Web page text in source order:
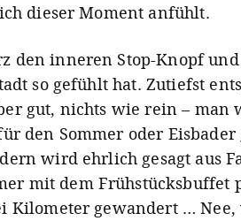
dieser Moment anfühlt.
den inneren Stop-Knopf
so gefühlt hat. Zutiefst
gut, nichts wie rein – man
den Sommer oder
wird ehrlich gesagt aus
mit dem Frühstücksbuffet
Kilometer gewandert …